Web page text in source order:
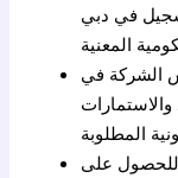
الشركة في
على